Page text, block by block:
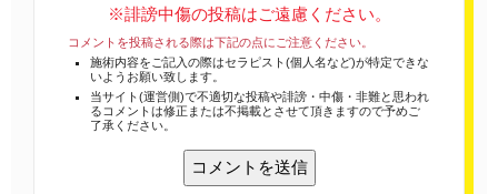
※誹謗中傷の投稿はご遠慮ください。
コメントを投稿される際は下記の点にご注意ください。
施術内容をご記入の際はセラピスト(個人名など)が特定できな
いようお願い致します。
当サイト(運営側)で不適切な投稿や誹謗・中傷・非難と思われ
るコメントは修正または不掲載とさせて頂きますので予めご
了承ください。